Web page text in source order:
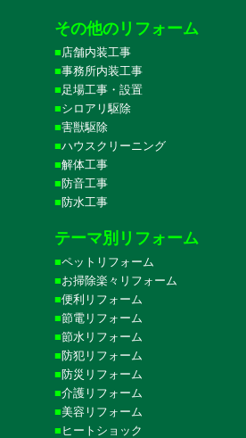
その他のリフォーム
店舗内装工事
事務所内装工事
足場工事・設置
シロアリ駆除
害獣駆除
ハウスクリーニング
解体工事
防音工事
防水工事
テーマ別リフォーム
ペットリフォーム
お掃除楽々リフォーム
便利リフォーム
節電リフォーム
節水リフォーム
防犯リフォーム
防災リフォーム
介護リフォーム
美容リフォーム
ヒートショック